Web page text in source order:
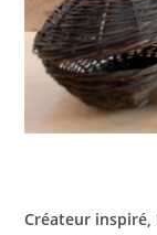
Créateur inspiré,